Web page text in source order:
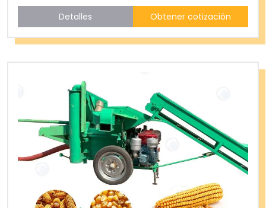
Detalles Obtener cotización